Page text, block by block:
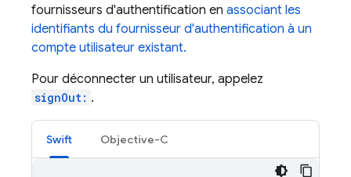
fournisseurs d'authentification en associant les
identifiants du fournisseur d'authentification à un
compte utilisateur existant.
Pour déconnecter un utilisateur, appelez
signOut: .
Swift Objective-C